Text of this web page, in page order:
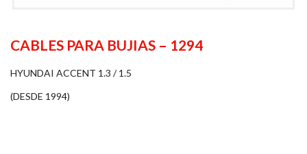
CABLES PARA BUJIAS – 1294
HYUNDAI ACCENT 1.3 / 1.5
(DESDE 1994)